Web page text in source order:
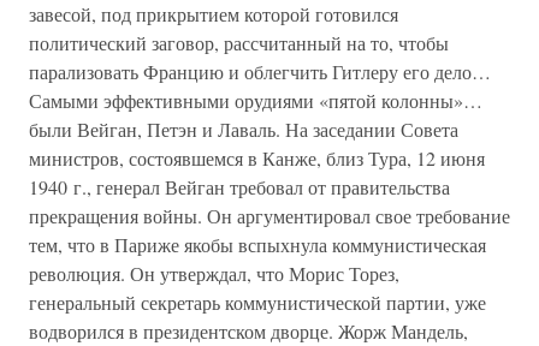
завесой, под прикрытием которой готовился
политический заговор, рассчитанный на то, чтобы
парализовать Францию и облегчить Гитлеру его дело…
Самыми эффективными орудиями «пятой колонны»…
были Вейган, Петэн и Лаваль. На заседании Совета
министров, состоявшемся в Канже, близ Тура, 12 июня
1940 г., генерал Вейган требовал от правительства
прекращения войны. Он аргументировал свое требование
тем, что в Париже якобы вспыхнула коммунистическая
революция. Он утверждал, что Морис Торез,
генеральный секретарь коммунистической партии, уже
водворился в президентском дворце. Жорж Мандель,